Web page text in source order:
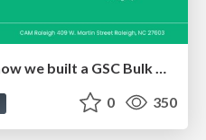
Noah Learner - AI + Me: how we built a GSC Bulk Export data pipeline
0 350